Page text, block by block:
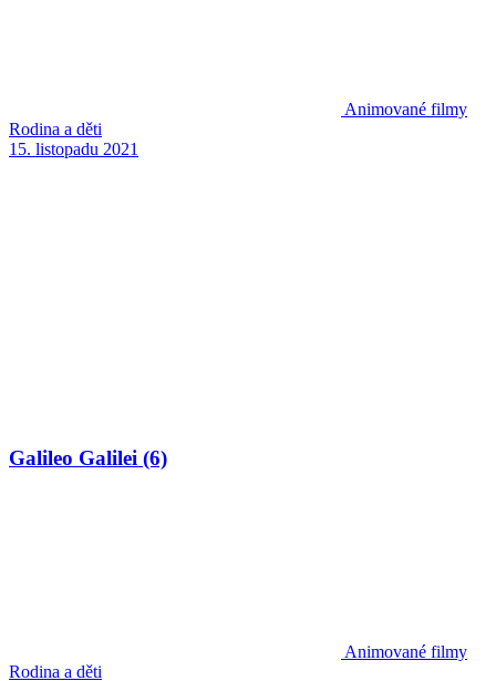
Animované filmy
Rodina a děti
15. listopadu 2021
Galileo Galilei (6)
Animované filmy
Rodina a děti